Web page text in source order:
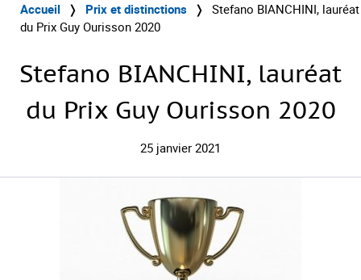
Accueil ❭ Prix et distinctions ❭ Stefano BIANCHINI, lauréat
du Prix Guy Ourisson 2020
Stefano BIANCHINI, lauréat
du Prix Guy Ourisson 2020
25 janvier 2021